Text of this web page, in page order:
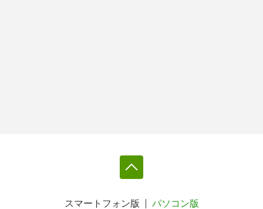
スマートフォン版 パソコン版